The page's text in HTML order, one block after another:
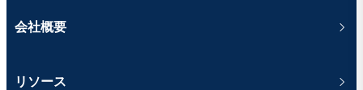
会社概要
リソース